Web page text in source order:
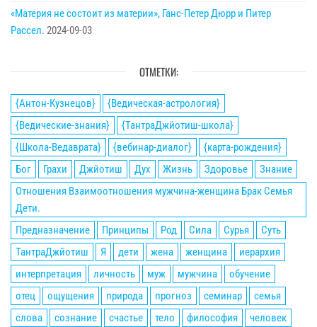
«Материя не состоит из материи», Ганс-Петер Дюрр и Питер
Рассел. 2024-09-03
ОТМЕТКИ:
{Антон-Кузнецов}
{Ведическая-астрология}
{Ведические-знания}
{ТантраДжйотиш-школа}
{Школа-Ведаврата}
{вебинар-диалог}
{карта-рождения}
Бог
Грахи Джйотиш Дух Жизнь Здоровье
Знание
Отношения Взаимоотношения мужчина-женщина Брак Семья
Дети.
Предназначение
Принципы Род Сила Сурья
Суть
ТантраДжйотиш
Я дети жена женщина
иерархия
интерпретация
личность муж мужчина
обучение
отец
ощущения природа прогноз семинар
семья
слова
сознание счастье тело философия
человек